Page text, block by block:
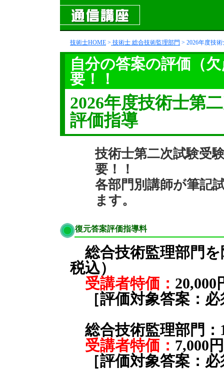
技術士HOME > 技術士 総合技術監理部門 > 2026年度技
自分の答案の評価（
要！！
2026年度技術士第
評価指導
技術士第二次試験受
要！！
各部門別講師が筆記
ます。
復元答案評価指導料
総合技術監理部門を
税込）
受講者特価： 20,000
［評価対象答案：
総合技術監理部門：
受講者特価： 7,000
［評価対象答案：必